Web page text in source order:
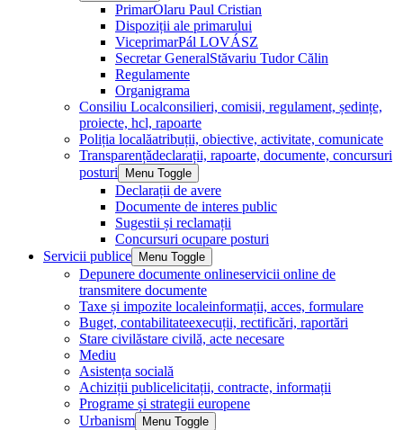
PrimarOlaru Paul Cristian
Dispoziții ale primarului
ViceprimarPál LOVÁSZ
Secretar GeneralStăvariu Tudor Călin
Regulamente
Organigrama
Consiliu Localconsilieri, comisii, regulament, ședințe,
proiecte, hcl, rapoarte
Poliția localăatribuții, obiective, activitate, comunicate
Transparențădeclarații, rapoarte, documente, concursuri
posturi
Menu Toggle
Declarații de avere
Documente de interes public
Sugestii și reclamații
Concursuri ocupare posturi
Servicii publice
Menu Toggle
Depunere documente onlineservicii online de
transmitere documente
Taxe și impozite localeinformații, acces, formulare
Buget, contabilitateexecuții, rectificări, raportări
Stare civilăstare civilă, acte necesare
Mediu
Asistența socială
Achiziții publicelicitații, contracte, informații
Programe și strategii europene
Urbanism
Menu Toggle